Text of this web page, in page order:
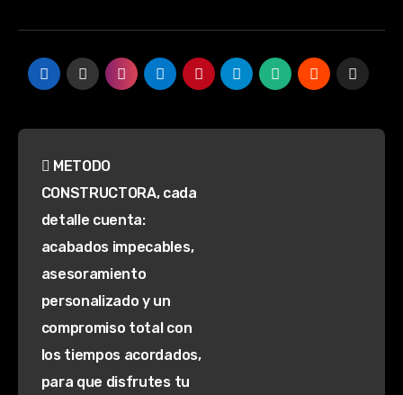
de
entradas
METODO
CONSTRUCTORA, cada
detalle cuenta:
acabados impecables,
asesoramiento
personalizado y un
compromiso total con
los tiempos acordados,
para que disfrutes tu